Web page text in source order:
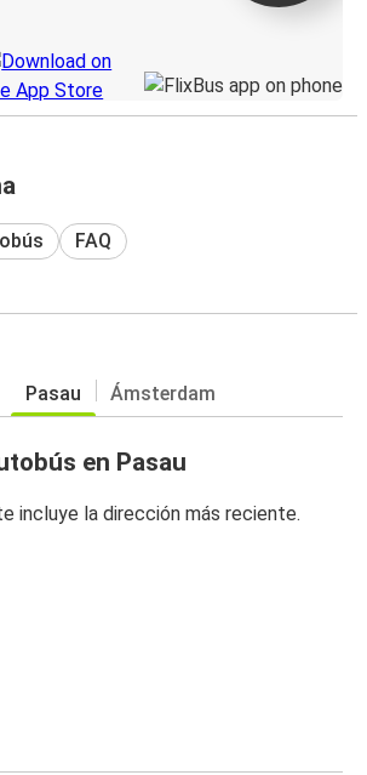
FAQ
Pasau Ámsterdam
en Pasau
incluye la dirección más reciente.